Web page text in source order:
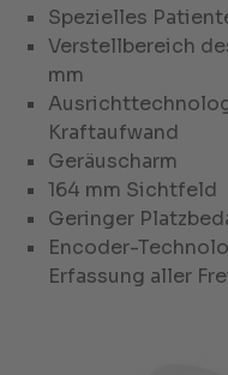
Spezielles
Verstellbereich
mm
Kraftaufwand
Geräuscharm
164 mm Sichtfeld
Geringer
Encoder-
Erfassung aller